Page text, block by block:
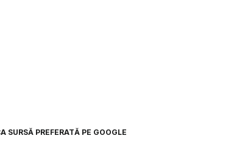
SURSĂ PREFERATĂ PE GOOGLE